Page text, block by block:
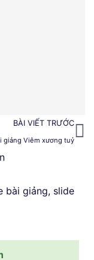
BÀI VIẾT TRƯỚC
giảng Viêm xương tuỷ
bài giảng, slide